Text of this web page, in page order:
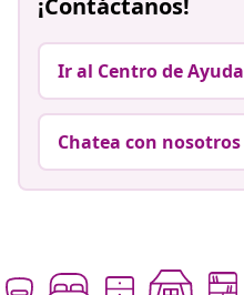
Ir al Centro de Ayuda
Chatea con nosotros